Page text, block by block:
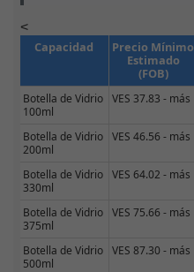
<
Capacidad
Precio Mínimo
Estimado
(FOB)
Botella de Vidrio
100ml
VES 37.83 - más
Botella de Vidrio
200ml
VES 46.56 - más
Botella de Vidrio
330ml
VES 64.02 - más
Botella de Vidrio
375ml
VES 75.66 - más
Botella de Vidrio
500ml
VES 87.30 - más